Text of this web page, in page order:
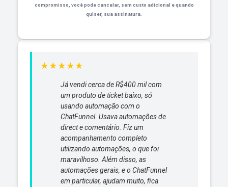
★ ★ ★ ★ ★
Já vendi cerca de R$400 mil com
um produto de ticket baixo, só
usando automação com o
ChatFunnel. Usava automações de
direct e comentário. Fiz um
acompanhamento completo
utilizando automações, o que foi
maravilhoso. Além disso, as
automações gerais, e o ChatFunnel
em particular, ajudam muito, fica
compromisso, você pode cancelar, sem custo adicional e quando
quiser, sua assinatura.